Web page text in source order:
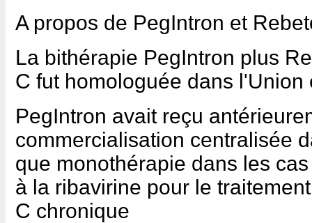
A propos de PegIntron et
La bithérapie PegIntron plus
C fut homologuée dans
PegIntron avait reçu
commercialisation centralisée
que monothérapie dans les
à la ribavirine pour le
C chronique